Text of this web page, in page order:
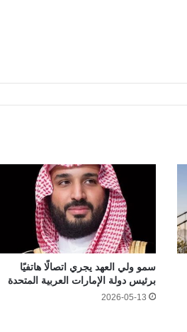
سمو ولي العهد يجري اتصالًا هاتفيًا
برئيس دولة الإمارات العربية المتحدة
2026-05-13